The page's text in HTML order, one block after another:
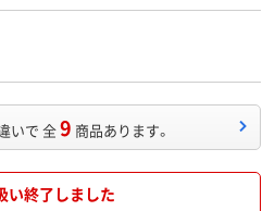
違いで 全9 商品あります。
い終了しました